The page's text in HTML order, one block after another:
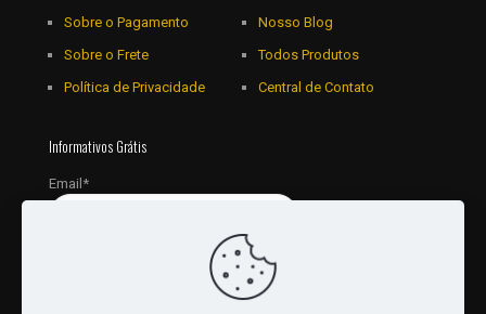
Sobre o Pagamento
Sobre o Frete
Política de Privacidade
Nosso Blog
Todos Produtos
Central de Contato
Informativos Grátis
Email*